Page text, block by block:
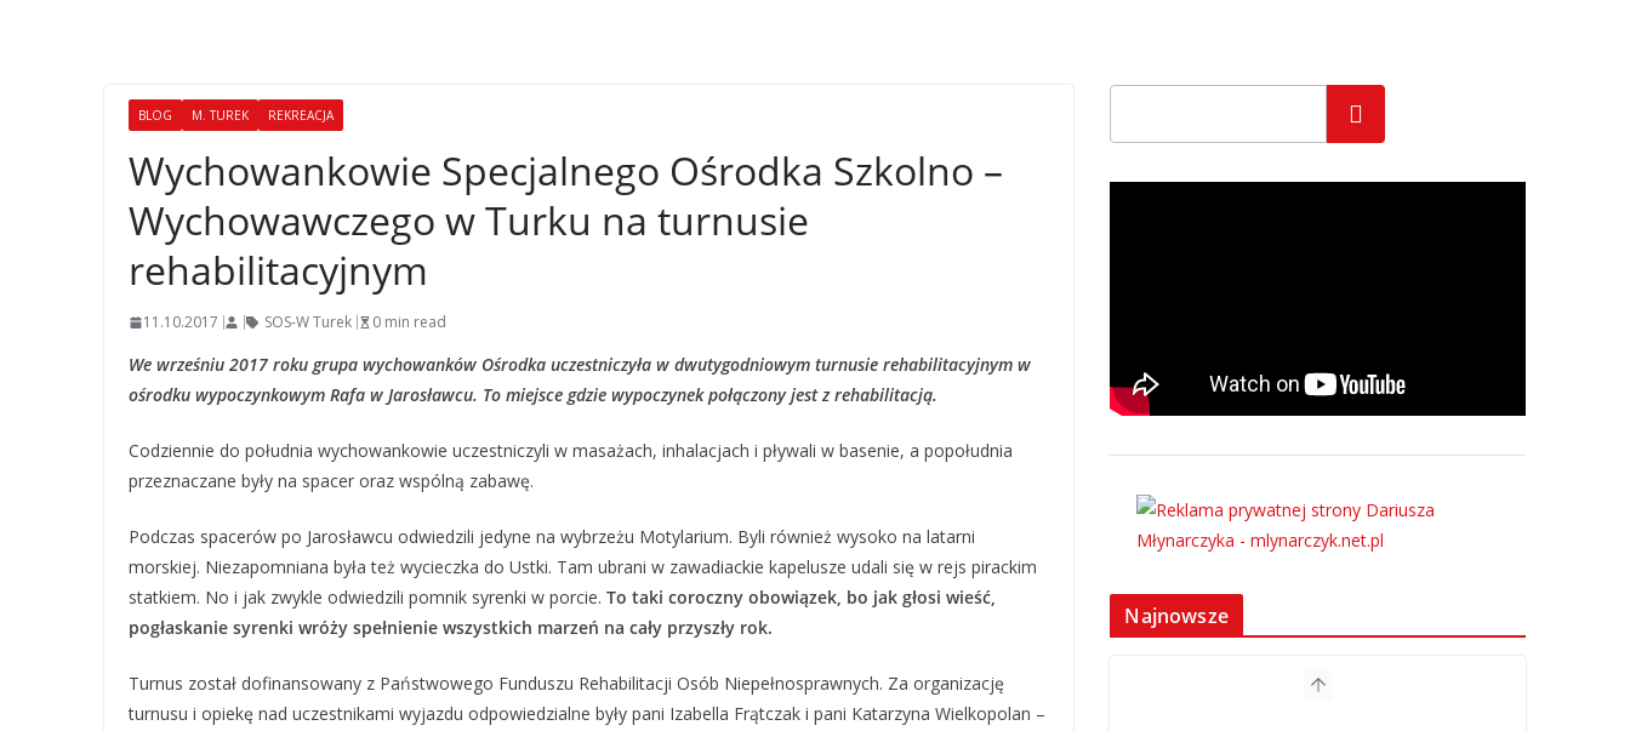
BLOG M. TUREK REKREACJA
Wychowankowie Specjalnego Ośrodka Szkolno –
Wychowawczego w Turku na turnusie
rehabilitacyjnym
11.10.2017 SOS-W Turek 0 min read
We wrześniu 2017 roku grupa wychowanków Ośrodka uczestniczyła w dwutygodniowym turnusie rehabilitacyjnym w
ośrodku wypoczynkowym Rafa w Jarosławcu. To miejsce gdzie wypoczynek połączony jest z rehabilitacją.
Codziennie do południa wychowankowie uczestniczyli w masażach, inhalacjach i pływali w basenie, a popołudnia
przeznaczane były na spacer oraz wspólną zabawę.
Podczas spacerów po Jarosławcu odwiedzili jedyne na wybrzeżu Motylarium. Byli również wysoko na latarni
morskiej. Niezapomniana była też wycieczka do Ustki. Tam ubrani w zawadiackie kapelusze udali się w rejs pirackim
statkiem. No i jak zwykle odwiedzili pomnik syrenki w porcie. To taki coroczny obowiązek, bo jak głosi wieść,
pogłaskanie syrenki wróży spełnienie wszystkich marzeń na cały przyszły rok.
Turnus został dofinansowany z Państwowego Funduszu Rehabilitacji Osób Niepełnosprawnych. Za organizację
turnusu i opiekę nad uczestnikami wyjazdu odpowiedzialne były pani Izabella Frątczak i pani Katarzyna Wielkopolan –
Szukaj
Najnowsze